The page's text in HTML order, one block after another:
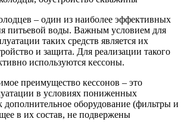
– один из наиболее эффективных
питьевой воды. Важным условием для
таких средств является их
и защита. Для реализации такого
используются кессоны.
преимущество кессонов – это
в условиях пониженных
дополнительное оборудование (фильтры и
в их состав, не подвержены